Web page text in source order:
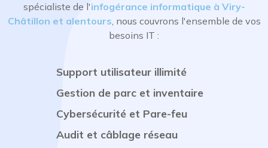
spécialiste de l'infogérance informatique à Viry-
Châtillon et alentours, nous couvrons l'ensemble de vos
besoins IT :
Support utilisateur illimité
Gestion de parc et inventaire
Cybersécurité et Pare-feu
Audit et câblage réseau